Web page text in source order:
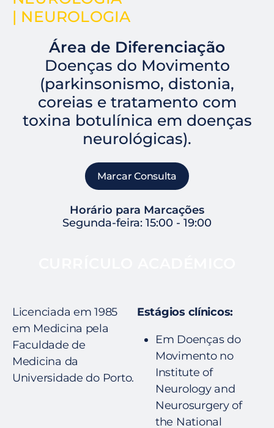
| NEUROLOGIA
Área de Diferenciação
Doenças do Movimento
(parkinsonismo, distonia,
coreias e tratamento com
toxina botulínica em doenças
neurológicas).
Marcar Consulta
Horário para Marcações
Segunda-feira: 15:00 - 19:00
Licenciada em 1985
em Medicina pela
Faculdade de
Medicina da
Universidade do Porto.
Estágios clínicos:
Em Doenças do
Movimento no
Institute of
Neurology and
Neurosurgery of
the National